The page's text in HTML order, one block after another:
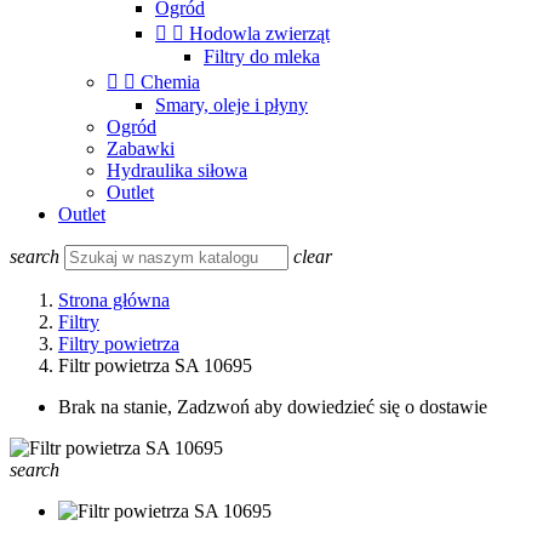
Ogród
  Hodowla zwierząt
Filtry do mleka
  Chemia
Smary, oleje i płyny
Ogród
Zabawki
Hydraulika siłowa
Outlet
Outlet
search clear
Strona główna
Filtry
Filtry powietrza
Filtr powietrza SA 10695
Brak na stanie, Zadzwoń aby dowiedzieć się o dostawie
search